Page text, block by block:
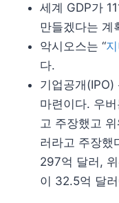
세계 GDP가
만들겠다는 계
악시오스는 “
다.
기업공개(IPO)
마련이다. 우
고 주장했고
러라고 주장했
297억 달러,
이 32.5억 달